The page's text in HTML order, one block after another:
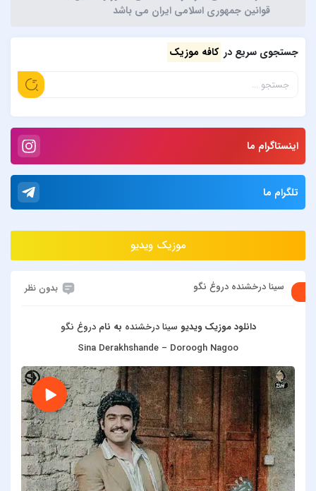
قوانین جمهوری اسلامی ایران می باشد
جستجوی سریع در کافه موزیک
اینستاگرام ما
تلگرام ما
موزیک ویدیو
سینا درخشنده دروغ نگو بدون نظر
دانلود موزیک ویدیوسینا درخشندهبه نامدروغ نگو
Sina Derakhshande – Doroogh Nagoo